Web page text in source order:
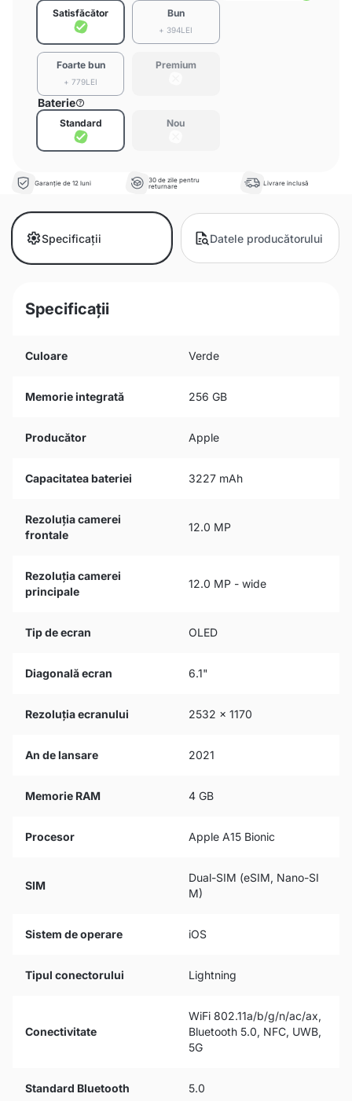
Satisfăcător
Bun
+ 394LEI
Foarte bun
+ 779LEI
Premium
Baterie
Standard Nou
Garanție de 12 luni
30 de zile pentru
returnare
Livrare inclusă
Specificații Datele producătorului
Specificații
Culoare Verde
Memorie integrată 256 GB
Producător Apple
Capacitatea bateriei 3227 mAh
Rezoluția camerei
frontale
12.0 MP
Rezoluția camerei
principale
12.0 MP - wide
Tip de ecran OLED
Diagonală ecran 6.1"
Rezoluția ecranului 2532 x 1170
An de lansare 2021
Memorie RAM 4 GB
Procesor Apple A15 Bionic
SIM
Dual-SIM (eSIM, Nano-SI
M)
Sistem de operare iOS
Tipul conectorului Lightning
Conectivitate
WiFi 802.11a/b/g/n/ac/ax,
Bluetooth 5.0, NFC, UWB,
5G
Standard Bluetooth 5.0